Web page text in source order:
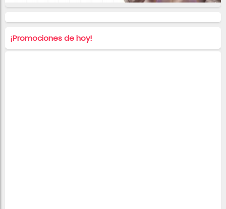
¡Promociones de hoy!